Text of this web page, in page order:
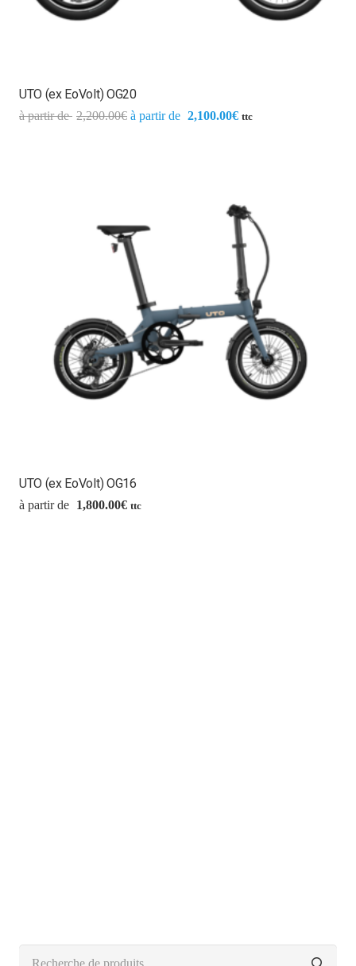
UTO (ex EoVolt) OG20
2,200.00€ 2,100.00€ ttc
UTO (ex EoVolt) OG16
1,800.00€ ttc